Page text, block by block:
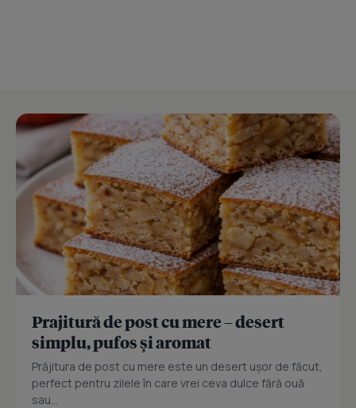
Prajitură de post cu mere – desert
simplu, pufos și aromat
Prăjitura de post cu mere este un desert ușor de făcut,
perfect pentru zilele în care vrei ceva dulce fără ouă
sau...